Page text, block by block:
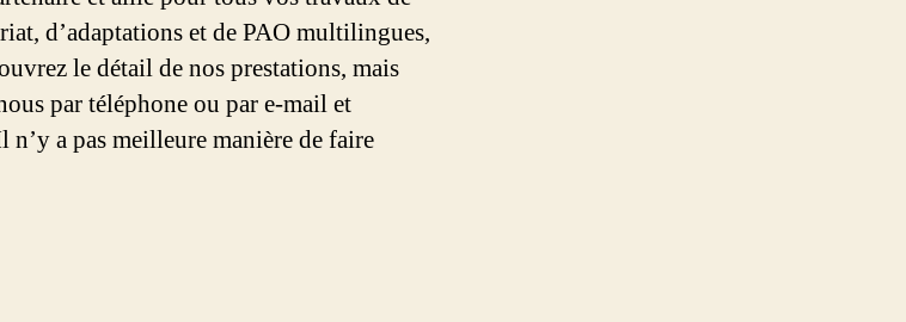
d’adaptations et de PAO multilingues,
le détail de nos prestations, mais
par téléphone ou par e-mail et
a pas meilleure manière de faire